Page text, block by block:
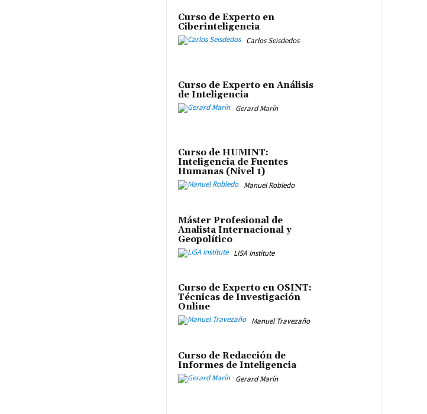
Curso de Experto en
Ciberinteligencia
Carlos Seisdedos
Curso de Experto en Análisis
de Inteligencia
Gerard Marín
Curso de HUMINT:
Inteligencia de Fuentes
Humanas (Nivel 1)
Manuel Robledo
Máster Profesional de
Analista Internacional y
Geopolítico
LISA Institute
Curso de Experto en OSINT:
Técnicas de Investigación
Online
Manuel Travezaño
Curso de Redacción de
Informes de Inteligencia
Gerard Marín